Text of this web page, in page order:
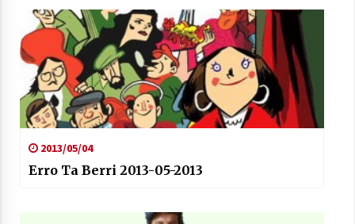
2013/05/04
Erro Ta Berri 2013-05-2013